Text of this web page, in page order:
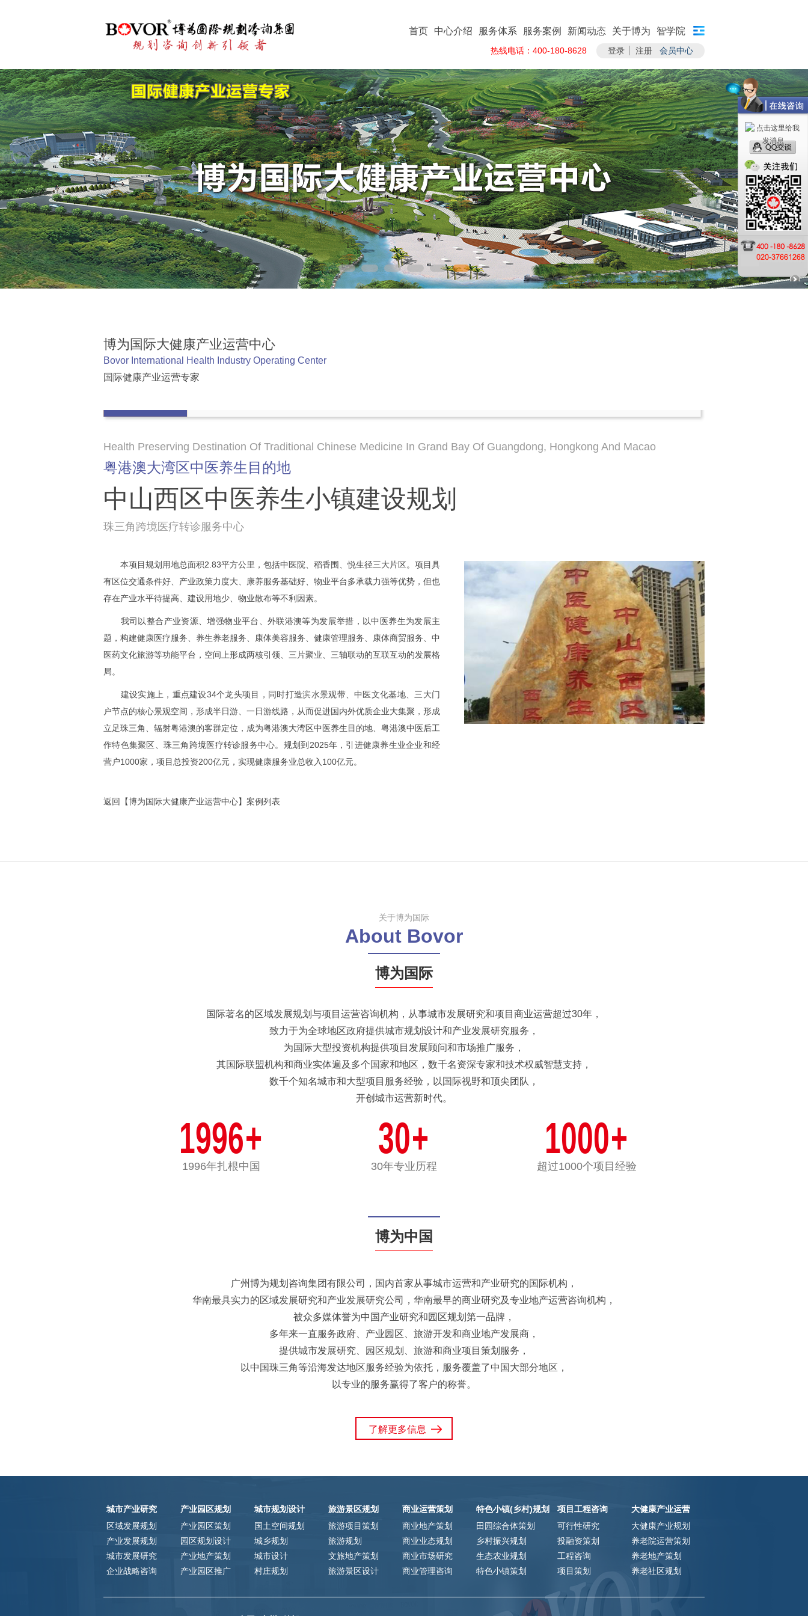
热线电话：400-180-8628 登录 注册 会员中心
首页 中心介绍 服务体系 服务案例 新闻动态 关于博为 智学院
博为国际大健康产业运营中心
Bovor International Health Industry Operating Center
国际健康产业运营专家
Health Preserving Destination Of Traditional Chinese Medicine In Grand Bay Of Guangdong, Hongkong And Macao
粤港澳大湾区中医养生目的地
中山西区中医养生小镇建设规划
珠三角跨境医疗转诊服务中心
本项目规划用地总面积2.83平方公里，包括中医院、稻香围、悦生径三大片区。项目具
有区位交通条件好、产业政策力度大、康养服务基础好、物业平台多承载力强等优势，但也
存在产业水平待提高、建设用地少、物业散布等不利因素。
我司以整合产业资源、增强物业平台、外联港澳等为发展举措，以中医养生为发展主
题，构建健康医疗服务、养生养老服务、康体美容服务、健康管理服务、康体商贸服务、中
医药文化旅游等功能平台，空间上形成两核引领、三片聚业、三轴联动的互联互动的发展格
局。
建设实施上，重点建设34个龙头项目，同时打造滨水景观带、中医文化基地、三大门
户节点的核心景观空间，形成半日游、一日游线路，从而促进国内外优质企业大集聚，形成
立足珠三角、辐射粤港澳的客群定位，成为粤港澳大湾区中医养生目的地、粤港澳中医后工
作特色集聚区、珠三角跨境医疗转诊服务中心。规划到 2025年，引进健康养生业企业和经
营户1000家，项目总投资200亿元，实现健康服务业总收入 100亿元。
返回【博为国际大健康产业运营中心】案例列表
关于博为国际
About Bovor
博为国际
国际著名的区域发展规划与项目运营咨询机构，从事城市发展研究和项目商业运营超过30年，
致力于为全球地区政府提供城市规划设计和产业发展研究服务，
为国际大型投资机构提供项目发展顾问和市场推广服务，
其国际联盟机构和商业实体遍及多个国家和地区，数千名资深专家和技术权威智慧支持，
数千个知名城市和大型项目服务经验，以国际视野和顶尖团队，
开创城市运营新时代。
1996+
1996年扎根中国
30+
30年专业历程
1000+
超过1000个项目经验
博为中国
广州博为规划咨询集团有限公司，国内首家从事城市运营和产业研究的国际机构，
华南最具实力的区域发展研究和产业发展研究公司，华南最早的商业研究及专业地产运营咨询机构，
被众多媒体誉为中国产业研究和园区规划第一品牌，
多年来一直服务政府、产业园区、旅游开发和商业地产发展商，
提供城市发展研究、园区规划、旅游和商业项目策划服务，
以中国珠三角等沿海发达地区服务经验为依托，服务覆盖了中国大部分地区，
以专业的服务赢得了客户的称誉。
了解更多信息
城市产业研究
区域发展规划
产业发展规划
城市发展研究
企业战略咨询
产业园区规划
产业园区策划
园区规划设计
产业地产策划
产业园区推广
城市规划设计
国土空间规划
城乡规划
城市设计
村庄规划
旅游景区规划
旅游项目策划
旅游规划
文旅地产策划
旅游景区设计
商业运营策划
商业地产策划
商业业态规划
商业市场研究
商业管理咨询
特色小镇(乡村)规划
田园综合体策划
乡村振兴规划
生态农业规划
特色小镇策划
项目工程咨询
可行性研究
投融资策划
工程咨询
项目策划
大健康产业运营
大健康产业规划
养老院运营策划
养老地产策划
养老社区规划